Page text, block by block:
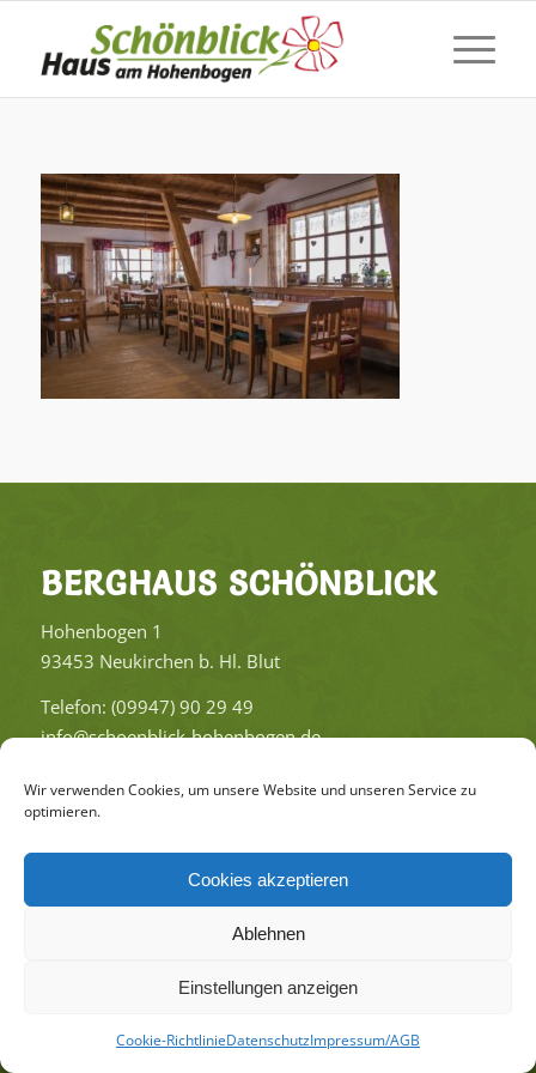
Wir verwenden Cookies, um unsere Website und unseren Service zu
optimieren.
Cookies akzeptieren
Ablehnen
Einstellungen anzeigen
Cookie-RichtlinieDatenschutzImpressum/AGB
BERG­HAUS SCHÖN­BLICK
Ho­hen­bo­gen 1
93453 Neu­kir­chen b. Hl. Blut
Te­le­fon: (09947) 90 29 49
info@​schoenblick-​hohenbogen.​de
Coo­kie-Richt­li­nie (EU)